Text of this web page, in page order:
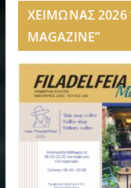
ΧΕΙΜΩΝΑΣ 2026
MAGAZINE”